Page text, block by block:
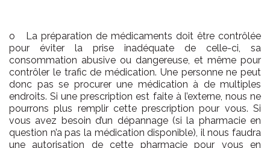
o La préparation de médicaments doit être contrôlée
pour éviter la prise inadéquate de celle-ci, sa
consommation abusive ou dangereuse, et même pour
contrôler le trafic de médication. Une personne ne peut
donc pas se procurer une médication à de multiples
endroits. Si une prescription est faite à l’externe, nous ne
pourrons plus remplir cette prescription pour vous. Si
vous avez besoin d’un dépannage (si la pharmacie en
question n’a pas la médication disponible), il nous faudra
une autorisation de cette pharmacie pour vous en